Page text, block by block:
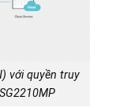
với quyền truy